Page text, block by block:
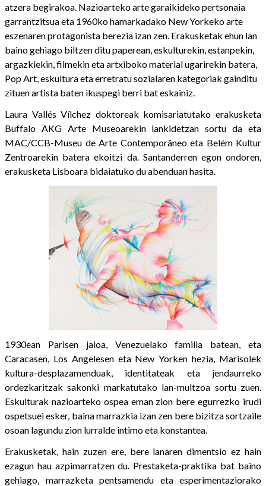
atzera begirakoa. Nazioarteko arte garaikideko pertsonaia
garrantzitsua eta 1960ko hamarkadako New Yorkeko arte
eszenaren protagonista berezia izan zen. Erakusketak ehun lan
baino gehiago biltzen ditu paperean, eskulturekin, estanpekin,
argazkiekin, filmekin eta artxiboko material ugarirekin batera,
Pop Art, eskultura eta erretratu sozialaren kategoriak gainditu
zituen artista baten ikuspegi berri bat eskainiz.
Laura Vallés Vílchez doktoreak komisariatutako erakusketa
Buffalo AKG Arte Museoarekin lankidetzan sortu da eta
MAC/CCB-Museu de Arte Contemporâneo eta Belém Kultur
Zentroarekin batera ekoitzi da. Santanderren egon ondoren,
erakusketa Lisboara bidaiatuko du abenduan hasita.
1930ean Parisen jaioa, Venezuelako familia batean, eta
Caracasen, Los Angelesen eta New Yorken hezia, Marisolek
kultura-desplazamenduak, identitateak eta jendaurreko
ordezkaritzak sakonki markatutako lan-multzoa sortu zuen.
Eskulturak nazioarteko ospea eman zion bere egurrezko irudi
ospetsuei esker, baina marrazkia izan zen bere bizitza sortzaile
osoan lagundu zion lurralde intimo eta konstantea.
Erakusketak, hain zuzen ere, bere lanaren dimentsio ez hain
ezagun hau azpimarratzen du. Prestaketa-praktika bat baino
gehiago, marrazketa pentsamendu eta esperimentaziorako